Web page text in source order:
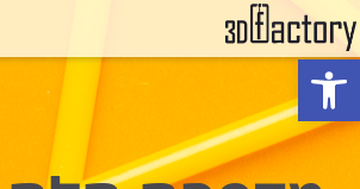
פתח סרגל נגישות